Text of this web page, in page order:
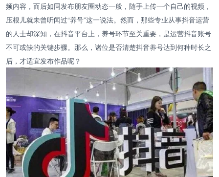
频内容，而后如同发布朋友圈动态一般，随手上传一个自己的视频，
压根儿就未曾听闻过“养号”这一说法。然而，那些专业从事抖音运营
的人士却深知，在抖音平台上，养号环节至关重要，是运营抖音账号
不可或缺的关键步骤。那么，诸位是否清楚抖音养号达到何种时长之
后，才适宜发布作品呢？